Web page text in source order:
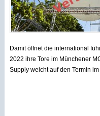
Damit öffnet die international
2022 ihre Tore im Münchener
Supply weicht auf den Termin